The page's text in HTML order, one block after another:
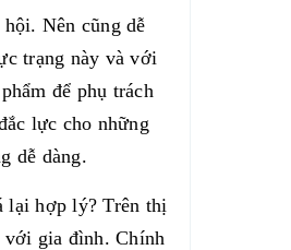
Nên cũng dễ
trạng này và với
để phụ trách
lực cho những
dễ dàng.
lại hợp lý? Trên thị
với gia đình. Chính